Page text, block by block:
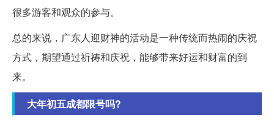
很多游客和观众的参与。
总的来说，广东人迎财神的活动是一种传统而热闹的庆祝
方式，期望通过祈祷和庆祝，能够带来好运和财富的到
来。
大年初五成都限号吗?